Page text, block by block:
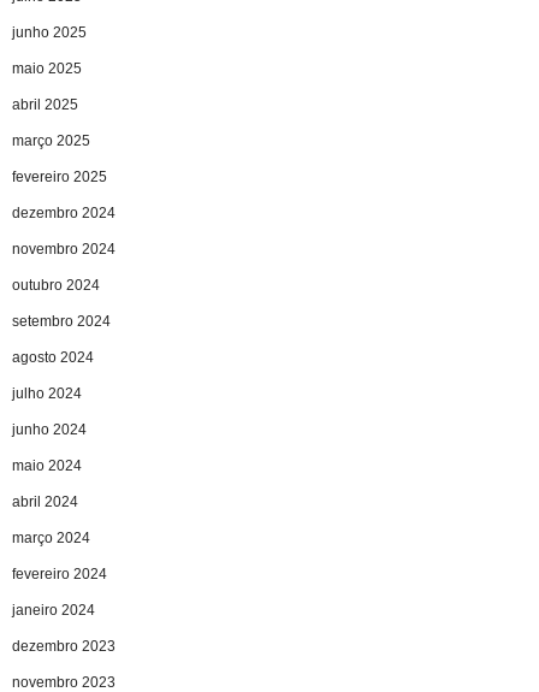
junho 2025
maio 2025
abril 2025
março 2025
fevereiro 2025
dezembro 2024
novembro 2024
outubro 2024
setembro 2024
agosto 2024
julho 2024
junho 2024
maio 2024
abril 2024
março 2024
fevereiro 2024
janeiro 2024
dezembro 2023
novembro 2023